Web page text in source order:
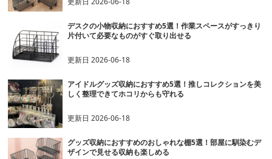
デスクの小物収納におすすめ5選！作業スペースがすっきり
片付いて必要なものがすぐ取り出せる
更新日2026-06-18
アイドルグッズ収納におすすめ5選！推しコレクションを美
しく整理できてホコリからも守れる
更新日2026-06-18
グッズ収納におすすめのおしゃれな棚5選！部屋に馴染むデ
ザインで見せる収納も楽しめる